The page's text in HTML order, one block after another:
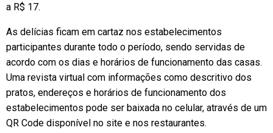
a R$ 17.
As delícias ficam em cartaz nos estabelecimentos
participantes durante todo o período, sendo servidas de
acordo com os dias e horários de funcionamento das casas.
Uma revista virtual com informações como descritivo dos
pratos, endereços e horários de funcionamento dos
estabelecimentos pode ser baixada no celular, através de um
QR Code disponível no site e nos restaurantes.